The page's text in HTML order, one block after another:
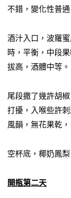
不錯，變化性普通
酒汁入口，波羅
時，平衡，中段
拔高，酒體中等。
尾段撒了幾許胡
打擾，入喉些許
風韻，無花果乾
空杯底，椰奶鳳
開瓶第二天